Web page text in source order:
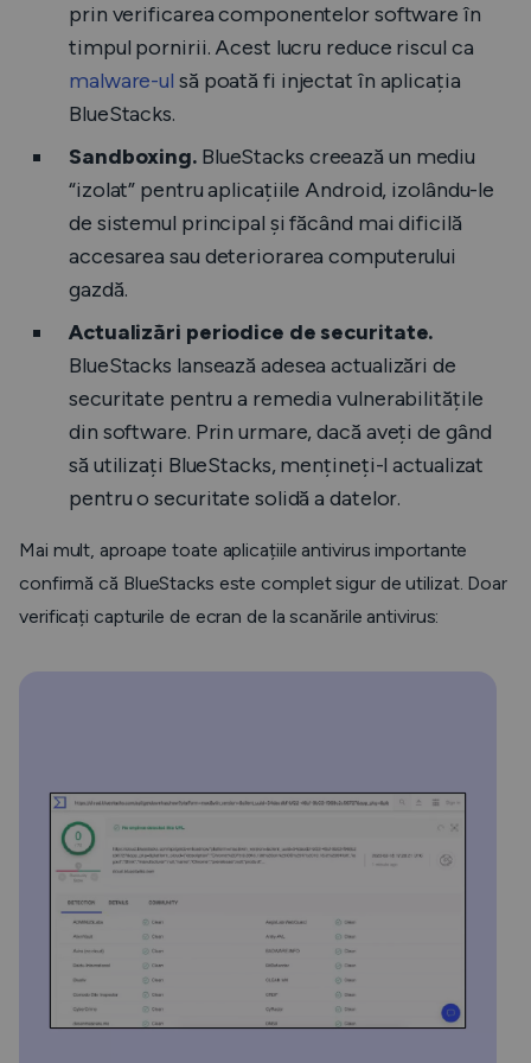
prin verificarea componentelor software în
timpul pornirii. Acest lucru reduce riscul ca
malware-ul să poată fi injectat în aplicația
BlueStacks.
Sandboxing.BlueStacks creează un mediu
“izolat” pentru aplicațiile Android, izolându-le
de sistemul principal și făcând mai dificilă
accesarea sau deteriorarea computerului
gazdă.
Actualizări periodice de securitate.
BlueStacks lansează adesea actualizări de
securitate pentru a remedia vulnerabilitățile
din software. Prin urmare, dacă aveți de gând
să utilizați BlueStacks, mențineți-l actualizat
pentru o securitate solidă a datelor.
Mai mult, aproape toate aplicațiile antivirus importante
confirmă că BlueStacks este complet sigur de utilizat. Doar
verificați capturile de ecran de la scanările antivirus: